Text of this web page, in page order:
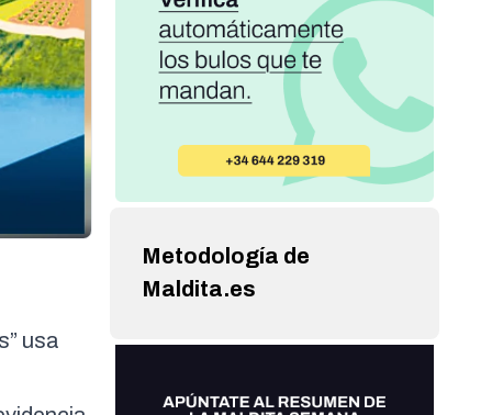
usa
Metodología de
Maldita.es